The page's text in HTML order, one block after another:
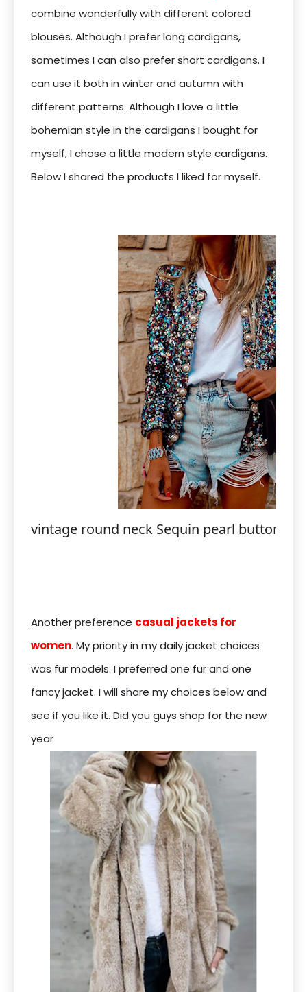
combine wonderfully with different colored
blouses. Although I prefer long cardigans,
sometimes I can also prefer short cardigans. I
can use it both in winter and autumn with
different patterns. Although I love a little
bohemian style in the cardigans I bought for
myself, I chose a little modern style cardigans.
Below I shared the products I liked for myself.
vintage round neck Sequin pearl buttons
Another preference casual jackets for
women. My priority in my daily jacket choices
was fur models. I preferred one fur and one
fancy jacket. I will share my choices below and
see if you like it. Did you guys shop for the new
year